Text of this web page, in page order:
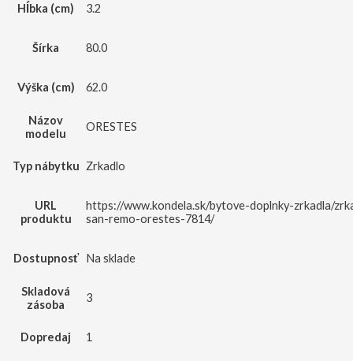
Hĺbka (cm) 3.2
Šírka 80.0
Výška (cm) 62.0
Názov
modelu
ORESTES
Typ nábytku Zrkadlo
URL
produktu
https://www.kondela.sk/bytove-doplnky-zrkadla/
san-remo-orestes-7814/
Dostupnosť Na sklade
Skladová
zásoba
3
Dopredaj 1